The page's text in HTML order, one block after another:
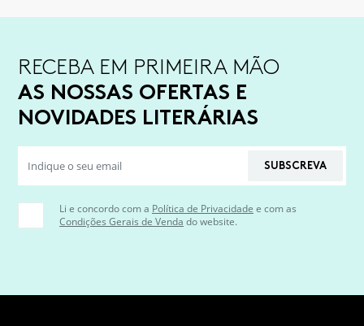
RECEBA EM PRIMEIRA MÃO
AS NOSSAS OFERTAS E
NOVIDADES LITERÁRIAS
SUBSCREVA
Li e concordo com a Política de Privacidade e com as
Condições Gerais de Venda do website.